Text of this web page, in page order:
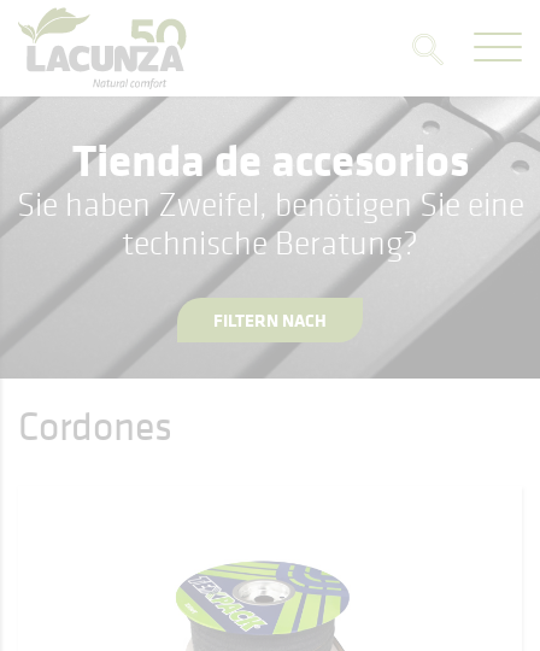
Tienda de accesorios
Sie haben Zweifel, benötigen Sie eine
technische Beratung?
FILTERN NACH
Cordones